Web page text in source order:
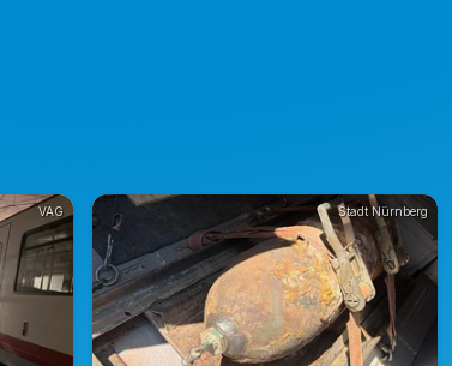
VAG Stadt Nürnberg